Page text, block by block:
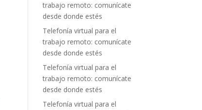
trabajo remoto: comunícate
desde donde estés
Telefonía virtual para el
trabajo remoto: comunícate
desde donde estés
Telefonía virtual para el
trabajo remoto: comunícate
desde donde estés
Telefonía virtual para el